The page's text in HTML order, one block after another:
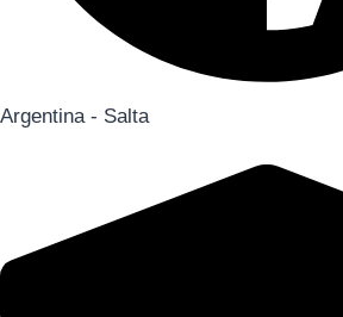
Argentina - Salta